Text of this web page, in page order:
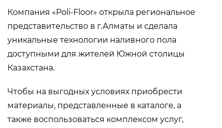
Компания «Poli-Floor» открыла региональное
представительство в г.Алматы и сделала
уникальные технологии наливного пола
доступными для жителей Южной столицы
Казахстана.
Чтобы на выгодных условиях приобрести
материалы, представленные в каталоге, а
также воспользоваться комплексом услуг,